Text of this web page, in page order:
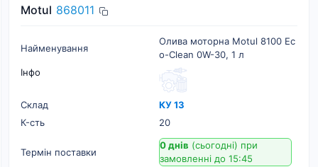
Motul 868011
Найменування
Олива моторна Motul 8100 Ec
o-Clean 0W-30, 1 л
Інфо
Склад
КУ 13
К-cть
20
Термін поставки
0 днів (сьогодні) при
замовленні до 15:45